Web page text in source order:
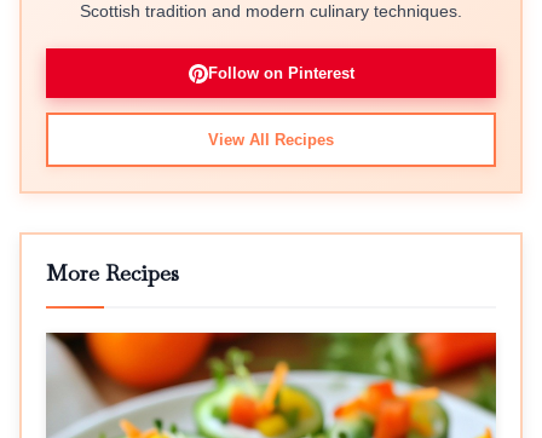
Scottish tradition and modern culinary techniques.
Follow on Pinterest
View All Recipes
More Recipes